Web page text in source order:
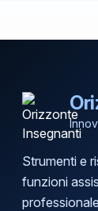
Strumenti e
funzioni